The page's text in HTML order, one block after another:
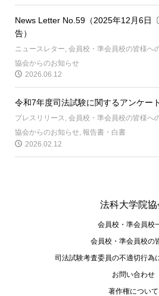
News Letter No.59（2025年12月6日
告）
ニュースレター, 会員校・準会員校の皆様へ
協会からのお知らせ
2026.06.12
令和7年度司法試験に関するアンケー
プレスリリース, 会員校・準会員校の皆様へ
協会からのお知らせ 報告書・白書
2026.02.12
法科大学院協
会員校・準会員校
会員校・準会員校の
司法試験考査委員の不適切⾏為
お問い合わせ
著作権について